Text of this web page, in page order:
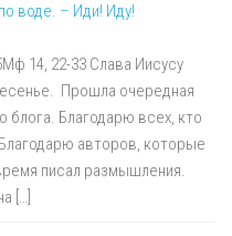
воде. – Иди! Иду!
14, 22-33 Слава Иисусу
Прошла очередная
блога. Благодарю всех, кто
авторов, которые
писал размышления.
[…]